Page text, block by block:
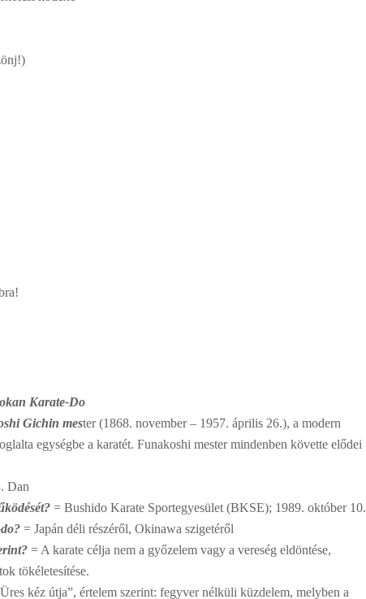
Karate-Do
Gichin mester (1868. november – 1957. április 26.), a modern
egységbe a karatét. Funakoshi mester mindenben követte elődei
Dan
= Bushido Karate Sportegyesület (BKSE); 1989. október 10.
= Japán déli részéről, Okinawa szigetéről
= A karate célja nem a győzelem vagy a vereség eldöntése,
tökéletesítése.
kéz útja”, értelem szerint: fegyver nélküli küzdelem, melyben a